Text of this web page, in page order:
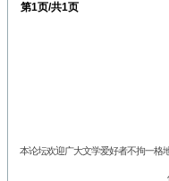
第1页/共1页
本论坛欢迎广大文学爱好者不拘一格